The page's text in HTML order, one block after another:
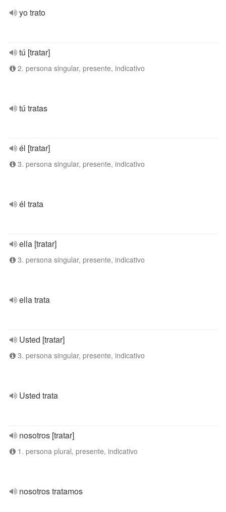
yo trato
tú [tratar]
2. persona singular, presente, indicativo
tú tratas
él [tratar]
3. persona singular, presente, indicativo
él trata
ella [tratar]
3. persona singular, presente, indicativo
ella trata
Usted [tratar]
3. persona singular, presente, indicativo
Usted trata
nosotros [tratar]
1. persona plural, presente, indicativo
nosotros tratamos